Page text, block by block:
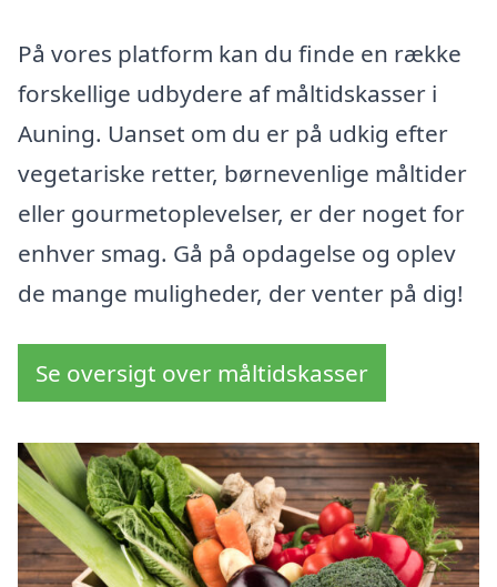
På vores platform kan du finde en række
forskellige udbydere af måltidskasser i
Auning. Uanset om du er på udkig efter
vegetariske retter, børnevenlige måltider
eller gourmetoplevelser, er der noget for
enhver smag. Gå på opdagelse og oplev
de mange muligheder, der venter på dig!
Se oversigt over måltidskasser